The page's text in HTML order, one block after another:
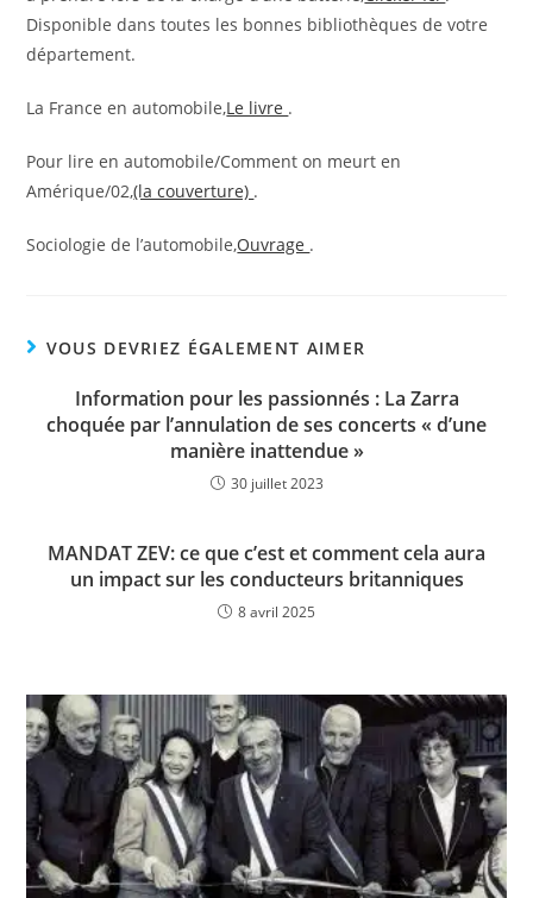
Disponible dans toutes les bonnes bibliothèques de votre
département.
La France en automobile,Le livre .
Pour lire en automobile/Comment on meurt en
Amérique/02,(la couverture) .
Sociologie de l’automobile,Ouvrage .
VOUS DEVRIEZ ÉGALEMENT AIMER
Information pour les passionnés : La Zarra
choquée par l’annulation de ses concerts « d’une
manière inattendue »
30 juillet 2023
MANDAT ZEV: ce que c’est et comment cela aura
un impact sur les conducteurs britanniques
8 avril 2025